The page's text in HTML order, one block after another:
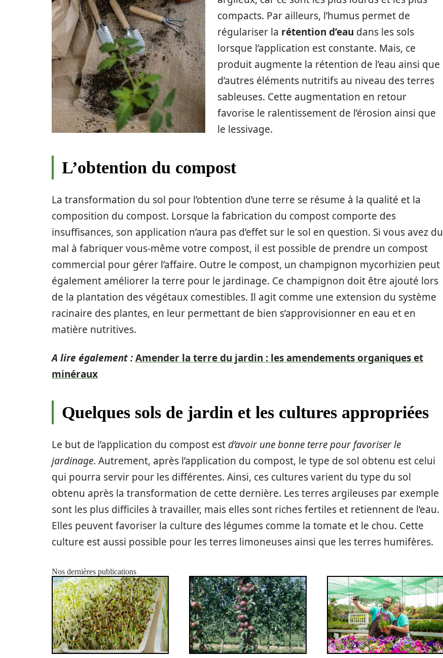
compacts. Par ailleurs, l’humus permet de
régulariser la rétention d’eau dans les sols
lorsque l’application est constante. Mais, ce
produit augmente la rétention de l’eau ainsi que
d’autres éléments nutritifs au niveau des terres
sableuses. Cette augmentation en retour
favorise le ralentissement de l’érosion ainsi que
le lessivage.
L’obtention du compost
La transformation du sol pour l’obtention d’une terre se résume à la qualité et la
composition du compost. Lorsque la fabrication du compost comporte des
insuffisances, son application n’aura pas d’effet sur le sol en question. Si vous avez du
mal à fabriquer vous-même votre compost, il est possible de prendre un compost
commercial pour gérer l’affaire. Outre le compost, un champignon mycorhizien peut
également améliorer la terre pour le jardinage. Ce champignon doit être ajouté lors
de la plantation des végétaux comestibles. Il agit comme une extension du système
racinaire des plantes, en leur permettant de bien s’approvisionner en eau et en
matière nutritives.
A lire également :Amender la terre du jardin : les amendements organiques et
minéraux
Quelques sols de jardin et les cultures appropriées
Le but de l’application du compost est d’avoir une bonne terre pour favoriser le
jardinage. Autrement, après l’application du compost, le type de sol obtenu est celui
qui pourra servir pour les différentes. Ainsi, ces cultures varient du type du sol
obtenu après la transformation de cette dernière. Les terres argileuses par exemple
sont les plus difficiles à travailler, mais elles sont riches fertiles et retiennent de l’eau.
Elles peuvent favoriser la culture des légumes comme la tomate et le chou. Cette
culture est aussi possible pour les terres limoneuses ainsi que les terres humifères.
Nos dernières publications